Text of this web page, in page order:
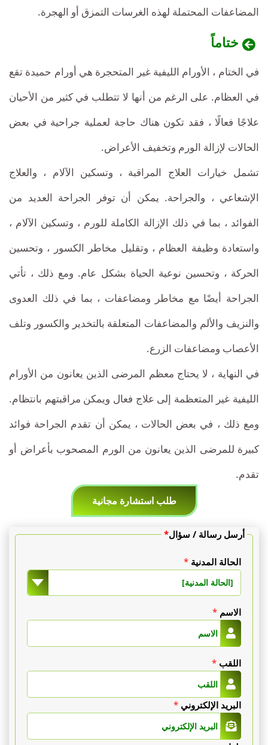
المضاعفات المحتملة لهذه الغرسات التمزق أو الهجرة.
ختاماً
في الختام ، الأورام الليفية غير المتحجرة هي أورام حميدة تقع
في العظام. على الرغم من أنها لا تتطلب في كثير من الأحيان
علاجًا فعالًا ، فقد تكون هناك حاجة لعملية جراحية في بعض
الحالات لإزالة الورم وتخفيف الأعراض.
تشمل خيارات العلاج المراقبة ، وتسكين الآلام ، والعلاج
الإشعاعي ، والجراحة. يمكن أن توفر الجراحة العديد من
الفوائد ، بما في ذلك الإزالة الكاملة للورم ، وتسكين الآلام ،
واستعادة وظيفة العظام ، وتقليل مخاطر الكسور ، وتحسين
الحركة ، وتحسين نوعية الحياة بشكل عام. ومع ذلك ، تأتي
الجراحة أيضًا مع مخاطر ومضاعفات ، بما في ذلك العدوى
والنزيف والألم والمضاعفات المتعلقة بالتخدير والكسور وتلف
الأعصاب ومضاعفات الزرع.
في النهاية ، لا يحتاج معظم المرضى الذين يعانون من الأورام
الليفية غير المتعظمة إلى علاج فعال ويمكن مراقبتهم بانتظام.
ومع ذلك ، في بعض الحالات ، يمكن أن تقدم الجراحة فوائد
كبيرة للمرضى الذين يعانون من الورم المصحوب بأعراض أو
تقدم.
طلب استشارة مجانية
أرسل رسالة / سؤال*
الحالة المدنية*
[الحالة المدنية]
الاسم*
اللقب*
البريد الإلكتروني*